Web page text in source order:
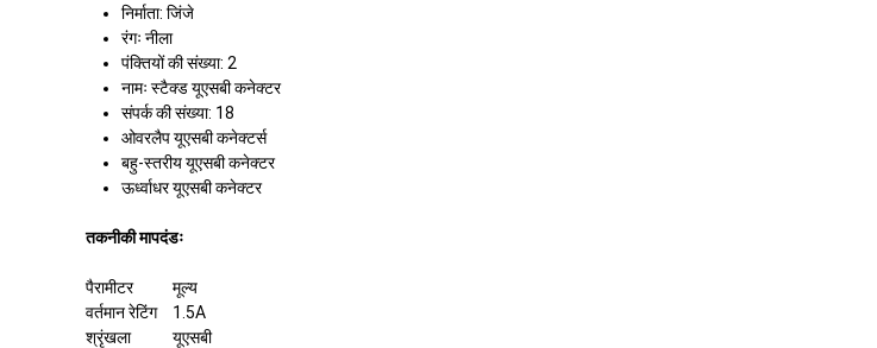
निर्माता: जिंजे
रंगः नीला
पंक्तियों की संख्या: 2
नामः स्टैक्ड यूएसबी कनेक्टर
संपर्क की संख्या: 18
ओवरलैप यूएसबी कनेक्टर्स
बहु-स्तरीय यूएसबी कनेक्टर
ऊर्ध्वाधर यूएसबी कनेक्टर
तकनीकी मापदंडः
पैरामीटर
मूल्य
वर्तमान रेटिंग
1.5A
श्रृंखला
यूएसबी